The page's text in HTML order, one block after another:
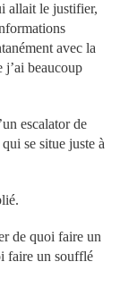
allait le justifier,
avec la
j’ai beaucoup
escalator de
se situe juste à
de quoi faire un
faire un soufflé